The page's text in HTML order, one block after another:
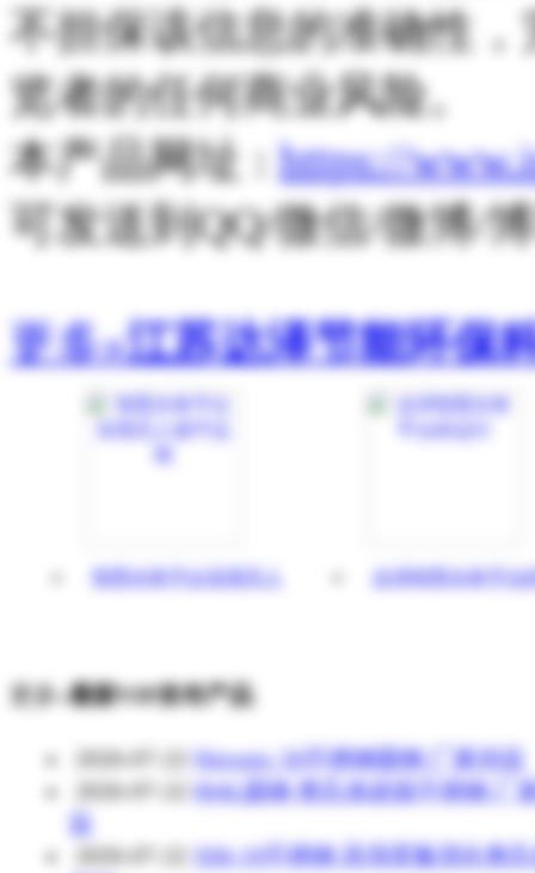
不担保该信息的准确性
览者的任何商业风险。
本产品网址 :https://
可发送到QQ/微信/微博/
更多»江苏达泽节能环保
智慧水务平台实现无人 达泽智慧水务平台
更多»最新VIP发布产品
Nitronic 50不锈钢圆钢 厂家供应
904L圆钢 奥氏体超级不锈钢 厂
应
XM-19不锈钢 高强度氮强化奥